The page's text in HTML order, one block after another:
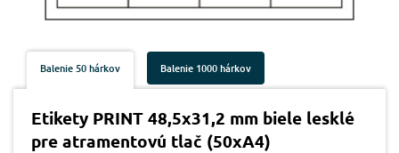
Balenie 50 hárkov Balenie 1000 hárkov
Etikety PRINT 48,5x31,2 mm biele lesklé
pre atramentovú tlač (50xA4)